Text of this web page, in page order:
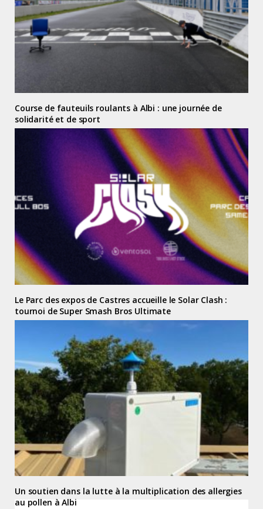
Course de fauteuils roulants à Albi : une journée de
solidarité et de sport
Le Parc des expos de Castres accueille le Solar Clash :
tournoi de Super Smash Bros Ultimate
Un soutien dans la lutte à la multiplication des allergies
au pollen à Albi